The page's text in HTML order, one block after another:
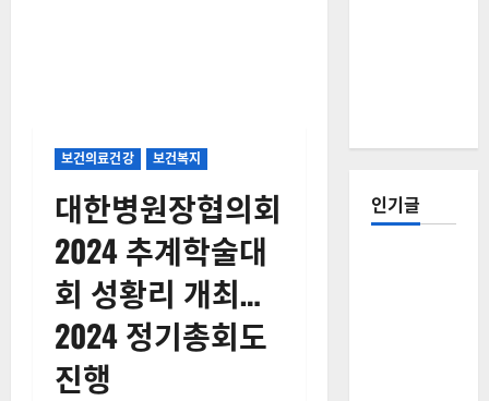
보건의료건강 보건복지
대한병원장협의회
2024 추계학술대
회 성황리 개최…
2024 정기총회도
진행
인기글